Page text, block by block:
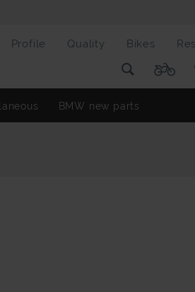
Profile Quality Bikes
BMW new parts